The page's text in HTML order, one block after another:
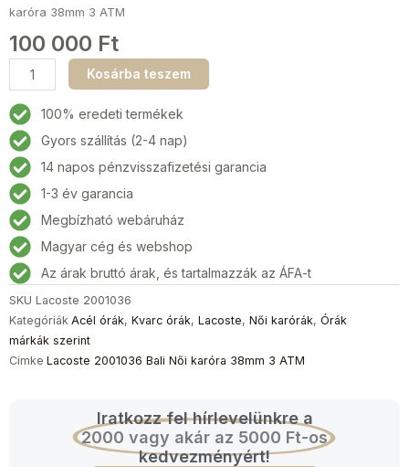
karóra 38mm 3 ATM
100 000 Ft
Lacoste
2001036
Bali
Női
karóra
38mm
3
ATM
mennyiség
Kosárba teszem
100% eredeti termékek
Gyors szállítás (2-4 nap)
14 napos pénzvisszafizetési garancia
1-3 év garancia
Megbízható webáruház
Magyar cég és webshop
Az árak bruttó árak, és tartalmazzák az ÁFA-t
SKU Lacoste 2001036
Kategóriák Acél órák, Kvarc órák, Lacoste, Női karórák, Órák
márkák szerint
Címke Lacoste 2001036 Bali Női karóra 38mm 3 ATM
Iratkozz fel hírlevelünkre a
2000 vagy akár az 5000 Ft-os
kedvezményért!